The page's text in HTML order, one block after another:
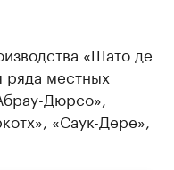
«Шато де
ряда местных
Дюрсо»,
«Саук-Дере»,